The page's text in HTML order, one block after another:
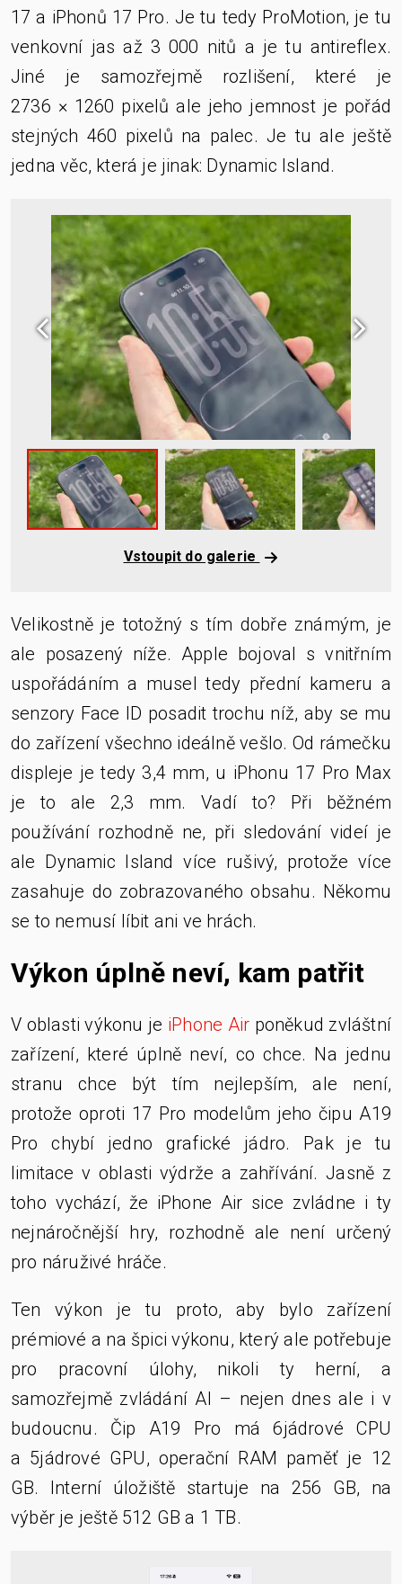
17 a iPhonů 17 Pro. Je tu tedy ProMotion, je tu
venkovní jas až 3 000 nitů a je tu antireflex.
Jiné je samozřejmě rozlišení, které je
2736 × 1260 pixelů ale jeho jemnost je pořád
stejných 460 pixelů na palec. Je tu ale ještě
jedna věc, která je jinak: Dynamic Island.
Vstoupit do galerie
Velikostně je totožný s tím dobře známým, je
ale posazený níže. Apple bojoval s vnitřním
uspořádáním a musel tedy přední kameru a
senzory Face ID posadit trochu níž, aby se mu
do zařízení všechno ideálně vešlo. Od rámečku
displeje je tedy 3,4 mm, u iPhonu 17 Pro Max
je to ale 2,3 mm. Vadí to? Při běžném
používání rozhodně ne, při sledování videí je
ale Dynamic Island více rušivý, protože více
zasahuje do zobrazovaného obsahu. Někomu
se to nemusí líbit ani ve hrách.
Výkon úplně neví, kam patřit
V oblasti výkonu je iPhone Air poněkud zvláštní
zařízení, které úplně neví, co chce. Na jednu
stranu chce být tím nejlepším, ale není,
protože oproti 17 Pro modelům jeho čipu A19
Pro chybí jedno grafické jádro. Pak je tu
limitace v oblasti výdrže a zahřívání. Jasně z
toho vychází, že iPhone Air sice zvládne i ty
nejnáročnější hry, rozhodně ale není určený
pro náruživé hráče.
Ten výkon je tu proto, aby bylo zařízení
prémiové a na špici výkonu, který ale potřebuje
pro pracovní úlohy, nikoli ty herní, a
samozřejmě zvládání AI – nejen dnes ale i v
budoucnu. Čip A19 Pro má 6jádrové CPU
a 5jádrové GPU, operační RAM paměť je 12
GB. Interní úložiště startuje na 256 GB, na
výběr je ještě 512 GB a 1 TB.